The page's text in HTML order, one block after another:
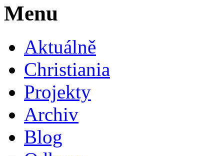
Menu
Aktuálně
Christiania
Projekty
Archiv
Blog